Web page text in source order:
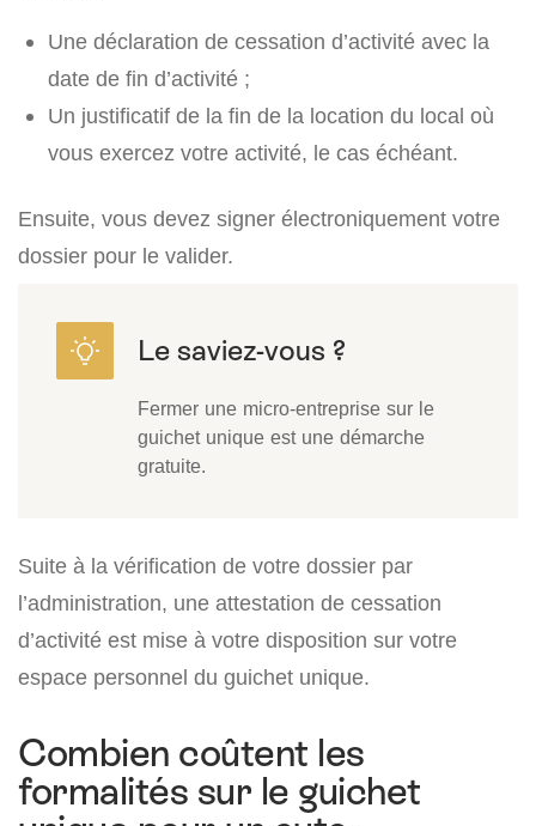
Une déclaration de cessation d’activité avec la
date de fin d’activité ;
Un justificatif de la fin de la location du local où
vous exercez votre activité, le cas échéant.
Ensuite, vous devez signer électroniquement votre
dossier pour le valider.
Fermer une micro-entreprise sur le
guichet unique est une démarche
gratuite.
Suite à la vérification de votre dossier par
l’administration, une attestation de cessation
d’activité est mise à votre disposition sur votre
espace personnel du guichet unique.
Combien coûtent les
formalités sur le guichet